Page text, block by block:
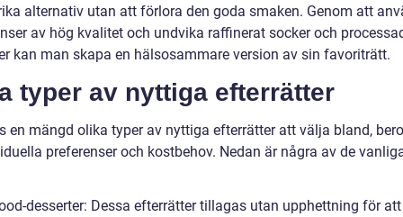
alternativ utan att förlora den goda smaken. Genom att
av hög kvalitet och undvika raffinerat socker och
kan man skapa en hälsosammare version av sin favoriträtt.
typer av nyttiga efterrätter
en mängd olika typer av nyttiga efterrätter att välja bland,
preferenser och kostbehov. Nedan är några av de
desserter: Dessa efterrätter tillagas utan upphettning för